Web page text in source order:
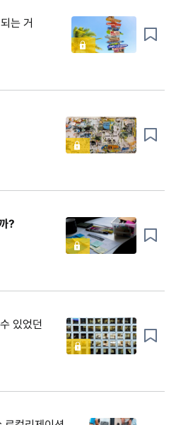
는 거
?
있었던